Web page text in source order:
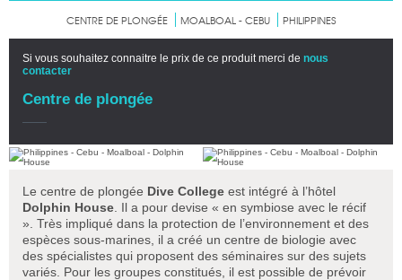
CENTRE DE PLONGÉE MOALBOAL - CEBU PHILIPPINES
Si vous souhaitez connaitre le prix de ce produit merci de nous
contacter
Centre de plongée
Le centre de plongée Dive College est intégré à l’hôtel
Dolphin House . Il a pour devise « en symbiose avec le récif
». Très impliqué dans la protection de l’environnement et des
espèces sous-marines, il a créé un centre de biologie avec
des spécialistes qui proposent des séminaires sur des sujets
variés. Pour les groupes constitués, il est possible de prévoir